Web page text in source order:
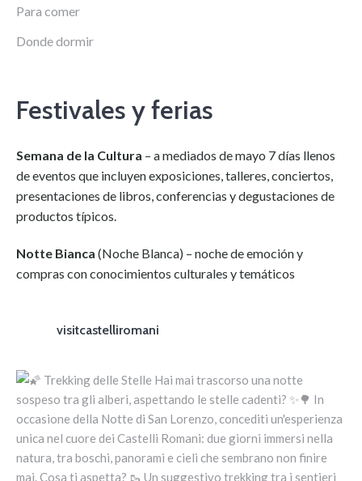
Para comer
Donde dormir
Festivales y ferias
Semana de la Cultura – a mediados de mayo 7 días llenos
de eventos que incluyen exposiciones, talleres, conciertos,
presentaciones de libros, conferencias y degustaciones de
productos típicos.
Notte Bianca (Noche Blanca) – noche de emoción y
compras con conocimientos culturales y temáticos
visitcastelliromani